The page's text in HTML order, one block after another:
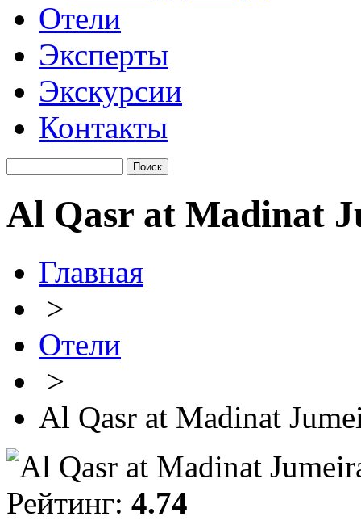
Отели
Эксперты
Экскурсии
Контакты
Al Qasr at Madinat
Главная
>
Отели
>
Al Qasr at Madinat
Рейтинг: 4.74